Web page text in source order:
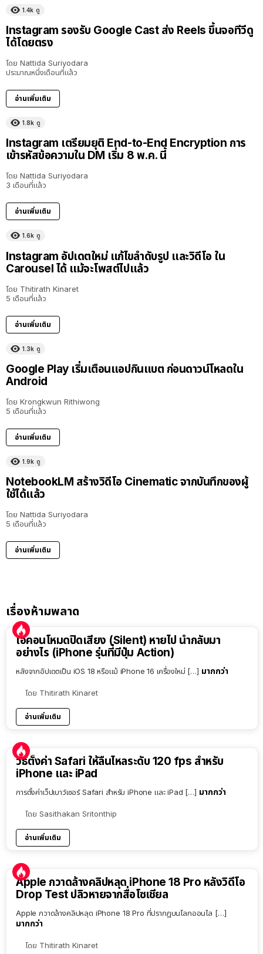
1.4k ดู
Instagram รองรับ Google Cast ส่ง Reels ขึ้นจอทีวีดู
ได้โดยตรง
โดย Nattida Suriyodara
ประมาณหนึ่งเดือนที่แล้ว
อ่านเพิ่มเติม
1.8k ดู
Instagram เตรียมยุติ End-to-End Encryption การ
เข้ารหัสข้อความใน DM เริ่ม 8 พ.ค. นี้
โดย Nattida Suriyodara
3 เดือนที่แล้ว
อ่านเพิ่มเติม
1.6k ดู
Instagram อัปเดตใหม่ แก้ไขลำดับรูป และวิดีโอ ใน
Carousel ได้ แม้จะโพสต์ไปแล้ว
โดย Thitirath Kinaret
5 เดือนที่แล้ว
อ่านเพิ่มเติม
1.3k ดู
Google Play เริ่มเตือนแอปกินแบต ก่อนดาวน์โหลดใน
Android
โดย Krongkwun Rithiwong
5 เดือนที่แล้ว
อ่านเพิ่มเติม
1.9k ดู
NotebookLM สร้างวิดีโอ Cinematic จากบันทึกของผู้
ใช้ได้แล้ว
โดย Nattida Suriyodara
5 เดือนที่แล้ว
อ่านเพิ่มเติม
เรื่องห้ามพลาด
ไอคอนโหมดปิดเสียง (Silent) หายไป นำกลับมา
อย่างไร (iPhone รุ่นที่มีปุ่ม Action)
หลังจากอัปเดตเป็น iOS 18 หรือแม้ iPhone 16 เครื่องใหม่ […] มากกว่า
โดย Thitirath Kinaret
อ่านเพิ่มเติม
วิธีตั้งค่า Safari ให้ลื่นไหลระดับ 120 fps สำหรับ
iPhone และ iPad
การตั้งค่าเว็ปเบาว์เซอร์ Safari สำหรับ iPhone และ iPad […] มากกว่า
โดย Sasithakan Sritonthip
อ่านเพิ่มเติม
Apple กวาดล้างคลิปหลุด iPhone 18 Pro หลังวิดีโอ
Drop Test ปลิวหายจากสื่อโซเชียล
Apple กวาดล้างคลิปหลุด iPhone 18 Pro ที่ปรากฏบนโลกออนไล […]
มากกว่า
โดย Thitirath Kinaret